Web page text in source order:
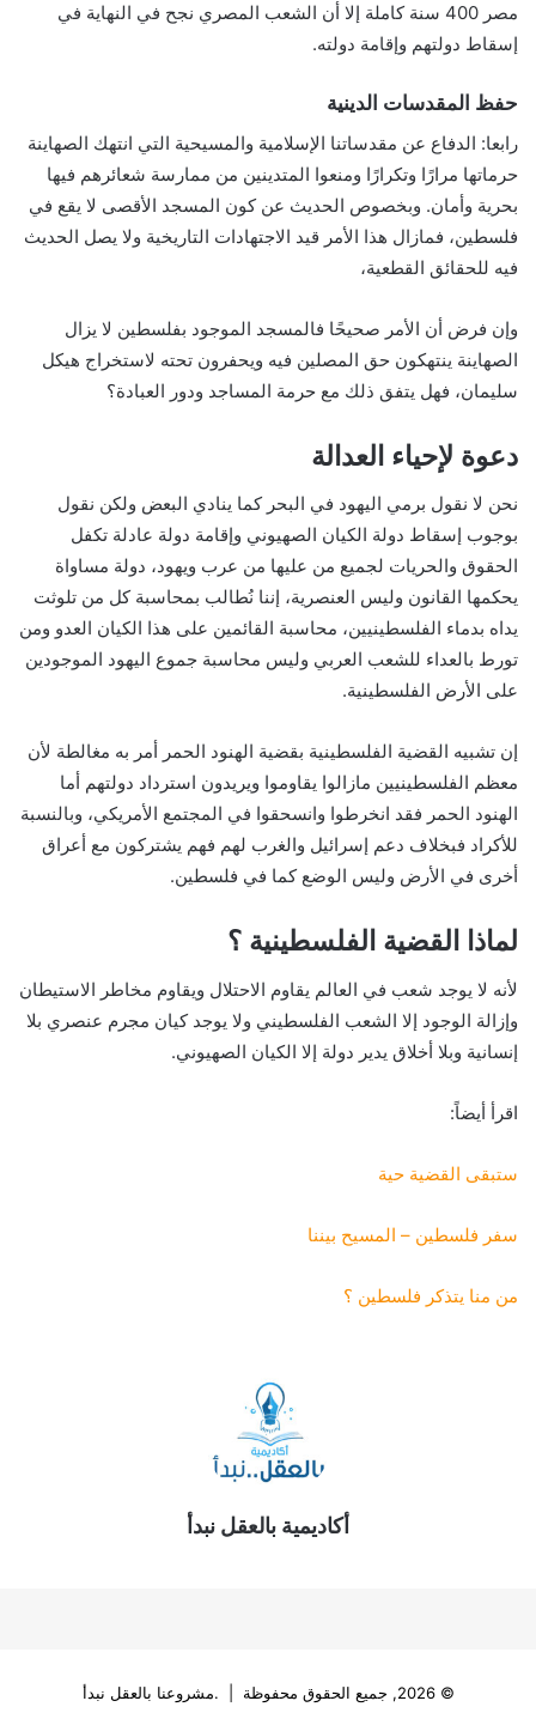
مصر 400 سنة كاملة إلا أن الشعب المصري نجح في النهاية في
إسقاط دولتهم وإقامة دولته.
حفظ المقدسات الدينية
رابعا: الدفاع عن مقدساتنا الإسلامية والمسيحية التي انتهك الصهاينة
حرماتها مرارًا وتكرارًا ومنعوا المتدينين من ممارسة شعائرهم فيها
بحرية وأمان. وبخصوص الحديث عن كون المسجد الأقصى لا يقع في
فلسطين، فمازال هذا الأمر قيد الاجتهادات التاريخية ولا يصل الحديث
فيه للحقائق القطعية،
وإن فرض أن الأمر صحيحًا فالمسجد الموجود بفلسطين لا يزال
الصهاينة ينتهكون حق المصلين فيه ويحفرون تحته لاستخراج هيكل
سليمان، فهل يتفق ذلك مع حرمة المساجد ودور العبادة؟
دعوة لإحياء العدالة
نحن لا نقول برمي اليهود في البحر كما ينادي البعض ولكن نقول
بوجوب إسقاط دولة الكيان الصهيوني وإقامة دولة عادلة تكفل
الحقوق والحريات لجميع من عليها من عرب ويهود، دولة مساواة
يحكمها القانون وليس العنصرية، إننا نُطالب بمحاسبة كل من تلوثت
يداه بدماء الفلسطينيين، محاسبة القائمين على هذا الكيان العدو ومن
تورط بالعداء للشعب العربي وليس محاسبة جموع اليهود الموجودين
على الأرض الفلسطينية.
إن تشبيه القضية الفلسطينية بقضية الهنود الحمر أمر به مغالطة لأن
معظم الفلسطينيين مازالوا يقاوموا ويريدون استرداد دولتهم أما
الهنود الحمر فقد انخرطوا وانسحقوا في المجتمع الأمريكي، وبالنسبة
للأكراد فبخلاف دعم إسرائيل والغرب لهم فهم يشتركون مع أعراق
أخرى في الأرض وليس الوضع كما في فلسطين.
لماذا القضية الفلسطينية ؟
لأنه لا يوجد شعب في العالم يقاوم الاحتلال ويقاوم مخاطر الاستيطان
وإزالة الوجود إلا الشعب الفلسطيني ولا يوجد كيان مجرم عنصري بلا
إنسانية وبلا أخلاق يدير دولة إلا الكيان الصهيوني.
اقرأ أيضاً:
ستبقى القضية حية
سفر فلسطين – المسيح بيننا
من منا يتذكر فلسطين ؟
أكاديمية بالعقل نبدأ
© 2026, جميع الحقوق محفوظة | .مشروعنا بالعقل نبدأ